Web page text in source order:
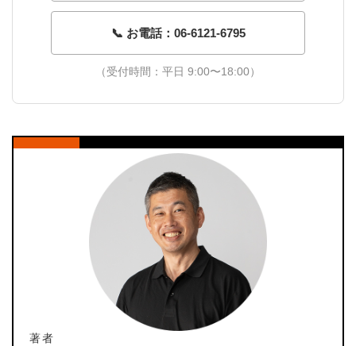
📞 お電話：06-6121-6795
（受付時間：平日 9:00〜18:00）
著者